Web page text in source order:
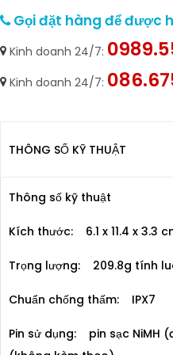
Gọi đặt hàng để được
Kinh doanh 24/7:
Kinh doanh 24/7:
THÔNG SỐ KỸ THUẬT
Thông số kỹ thuật
Kích thước: 6.1 x 11.4 x 3.3
Trọng lượng: 209.8g tính
Chuẩn chống thấm: IPX7
Pin sử dụng: pin sạc NiMH